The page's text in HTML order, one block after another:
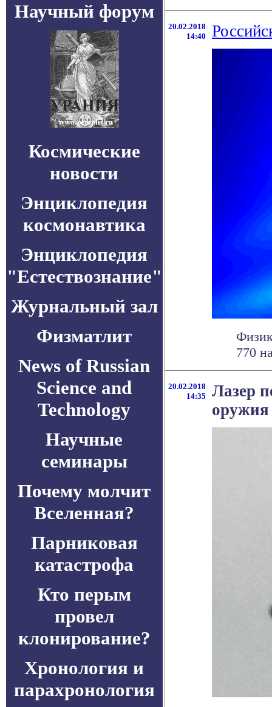
Научный форум
Космические
новости
Энциклопедия
космонавтика
Энциклопедия
"Естествознание"
Журнальный зал
Физматлит
News of Russian
Science and
Technology
Научные
семинары
Почему молчит
Вселенная?
Парниковая
катастрофа
Кто перым
провел
клонирование?
Хронология и
парахронология
20.02.2018
14:40
770
20.02.2018
14:35
Лазер
оружия